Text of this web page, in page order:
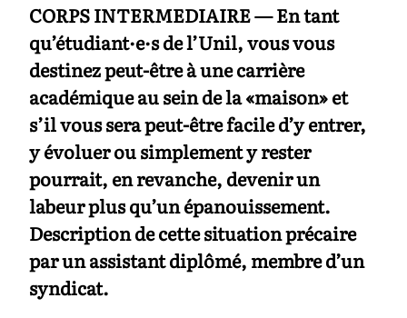
CORPS INTERMEDIAIRE — En tant
qu’étudiant·e·s de l’Unil, vous vous
destinez peut-être à une carrière
académique au sein de la «maison» et
s’il vous sera peut-être facile d’y entrer,
y évoluer ou simplement y rester
pourrait, en revanche, devenir un
labeur plus qu’un épanouissement.
Description de cette situation précaire
par un assistant diplômé, membre d’un
syndicat.